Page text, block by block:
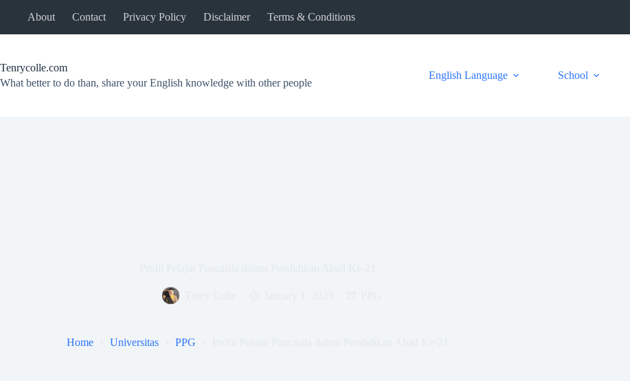
About Contact Privacy Policy Disclaimer Terms & Conditions
Tenrycolle.com
What better to do than, share your English knowledge with other people
English Language School
Home Universitas PPG